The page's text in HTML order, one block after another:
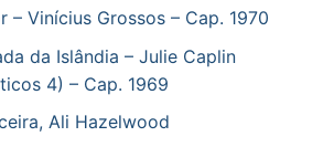
– Vinícius Grossos – Cap. 1970
da Islândia – Julie Caplin
4) – Cap. 1969
Ali Hazelwood